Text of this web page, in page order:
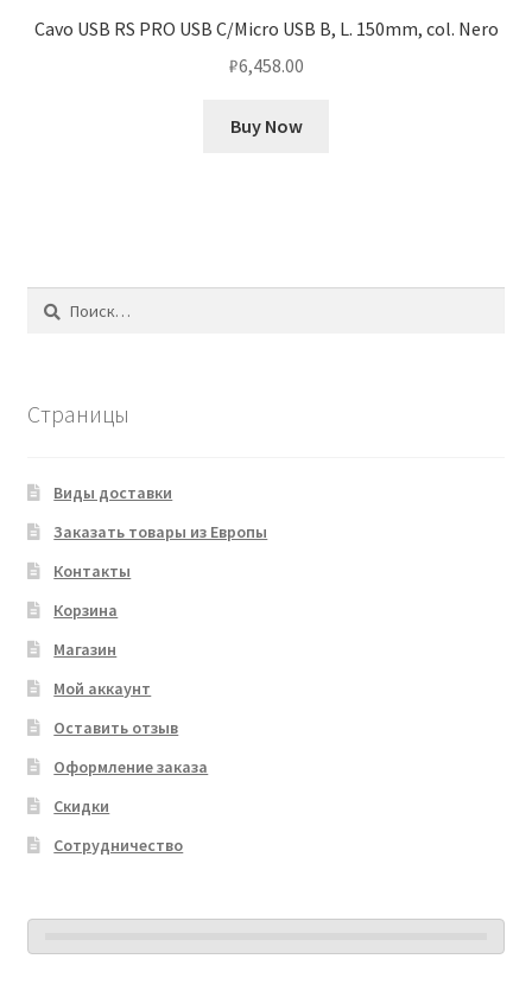
Cavo USB RS PRO USB C/Micro USB B, L. 150mm, col. Nero
₽6,458.00
Buy Now
Найти:
Страницы
Виды доставки
Заказать товары из Европы
Контакты
Корзина
Магазин
Мой аккаунт
Оставить отзыв
Оформление заказа
Скидки
Сотрудничество